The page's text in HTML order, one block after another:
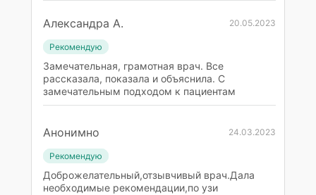
Александра А. 20.05.2023
Рекомендую
Замечательная, грамотная врач. Все
рассказала, показала и объяснила. С
замечательным подходом к пациентам
Анонимно 24.03.2023
Рекомендую
Доброжелательный,отзывчивый врач.Дала
необходимые рекомендации,по узи